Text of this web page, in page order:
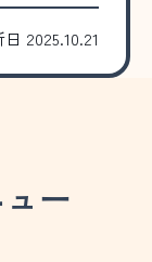
2025.10.21
ー